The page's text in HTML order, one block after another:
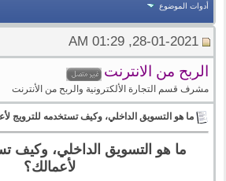
أدوات الموضوع
28-01-2021, 01:29 AM
الربح من الانترنت
مشرف قسم التجارة الألكترونية والربح من الأنترنت
ما هو التسويق الداخلي، وكيف تستخدمه للترويج
ما هو التسويق الداخلي، وكيف
لأعمالك؟